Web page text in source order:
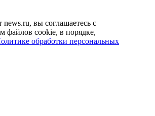
news.ru, вы соглашаетесь с
файлов cookie, в порядке,
обработки персональных